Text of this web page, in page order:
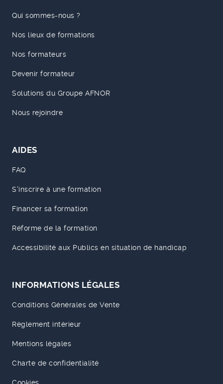
Qui sommes-nous ?
Nos lieux de formations
Nos formateurs
Devenir formateur
Solutions du Groupe AFNOR
Nous rejoindre
AIDES
FAQ
S'inscrire à une formation
Financer sa formation
Réforme de la formation
Accessibilité aux Publics en situation de handicap
INFORMATIONS LÉGALES
Conditions Générales de Vente
Règlement intérieur
Mentions légales
Charte de confidentialité
Cookies